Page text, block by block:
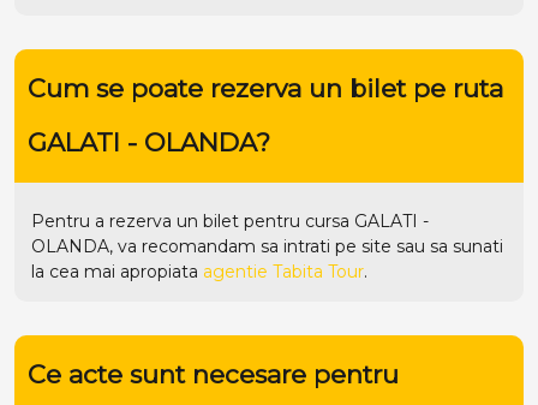
Cum se poate rezerva un bilet pe ruta
GALATI - OLANDA?
Pentru a rezerva un bilet pentru cursa GALATI -
OLANDA, va recomandam sa intrati pe site sau sa sunati
la cea mai apropiata agentie Tabita Tour.
Ce acte sunt necesare pentru